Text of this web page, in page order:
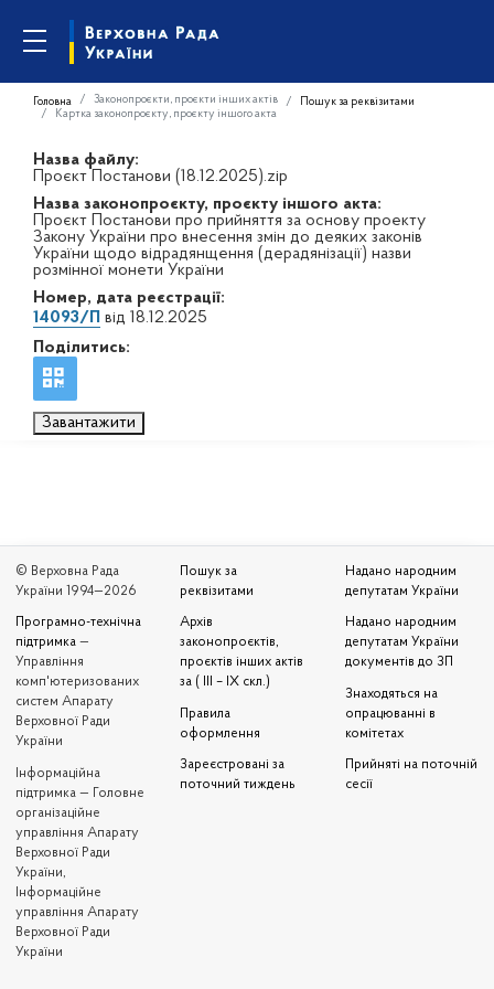
Головна Законопроєкти, проєкти інших актів
Пошук за реквізитами
Картка законопроєкту, проєкту іншого акта
Назва файлу:
Проєкт Постанови (18.12.2025).zip
Назва законопроєкту, проєкту іншого акта:
Проєкт Постанови про прийняття за основу проекту
Закону України про внесення змін до деяких законів
України щодо відрадянщення (дерадянізації) назви
розмінної монети України
Номер, дата реєстрації:
14093/П від 18.12.2025
Поділитись:
Завантажити
© Верховна Рада
України 1994—2026
Програмно-технічна
підтримка —
Управління
комп'ютеризованих
систем Апарату
Верховної Ради
України
Iнформаційна
підтримка — Головне
організаційне
управління Апарату
Верховної Ради
України,
Інформаційне
управління Апарату
Верховної Ради
України
Пошук за
реквізитами
Архів
законопроєктів,
проєктів інших актів
за ( III – IX скл.)
Правила
оформлення
Зареєстровані за
поточний тиждень
Надано народним
депутатам України
Надано народним
депутатам України
документів до ЗП
Знаходяться на
опрацюванні в
комітетах
Прийняті на поточній
сесії